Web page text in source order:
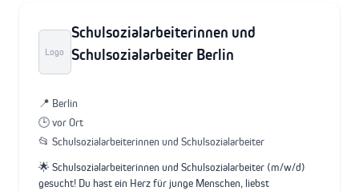
Logo
Schulsozialarbeiterinnen und
Schulsozialarbeiter Berlin
📍 Berlin
🕒 vor Ort
📂 Schulsozialarbeiterinnen und Schulsozialarbeiter
🌟 Schulsozialarbeiterinnen und Schulsozialarbeiter (m/w/d)
gesucht! Du hast ein Herz für junge Menschen, liebst